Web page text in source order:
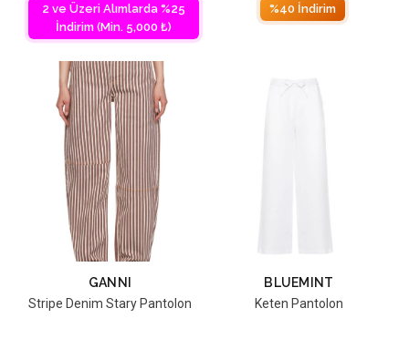
2 ve Üzeri Alımlarda %25
İndirim (Min. 5,000 ₺)
%40 İndirim
GANNI
Stripe Denim Stary Pantolon
BLUEMINT
Keten Pantolon